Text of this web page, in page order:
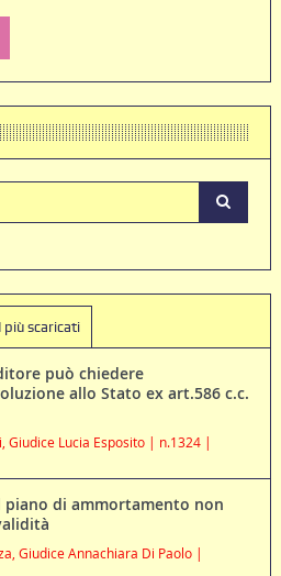
I più scaricati
può chiedere
allo Stato ex art.586 c.c.
Giudice Lucia Esposito | n.1324 |
piano di ammortamento non
Giudice Annachiara Di Paolo |